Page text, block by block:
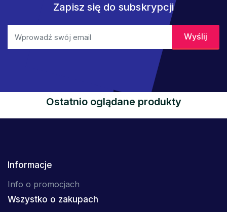
Zapisz się do subskrypcji
Ostatnio oglądane produkty
Informacje
Info o promocjach
Wszystko o zakupach